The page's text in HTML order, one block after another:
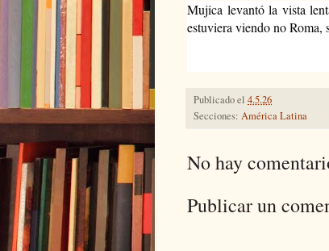
Mujica levantó la vista
estuviera viendo no Roma,
Publicado el 4.5.26
Secciones: América Latina
No hay
Publicar un